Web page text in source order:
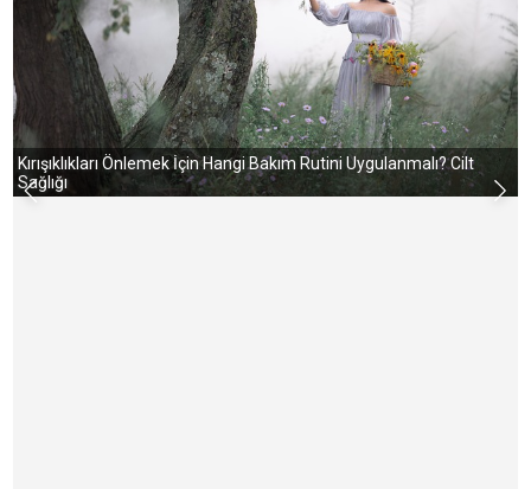
Kırışıklıkları Önlemek İçin Hangi Bakım Rutini Uygulanmalı? Cilt
Sağlığı